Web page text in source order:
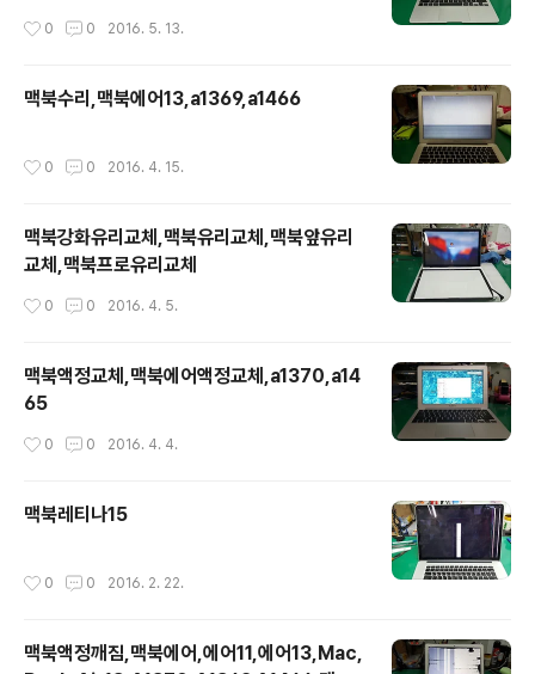
정교체
0 0 2016. 5. 13.
맥북수리,맥북에어13,a1369,a1466
0 0 2016. 4. 15.
맥북강화유리교체,맥북유리교체,맥북앞유리
교체,맥북프로유리교체
0 0 2016. 4. 5.
맥북액정교체,맥북에어액정교체,a1370,a14
65
0 0 2016. 4. 4.
맥북레티나15
0 0 2016. 2. 22.
맥북액정깨짐,맥북에어,에어11,에어13,Mac,